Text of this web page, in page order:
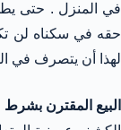
في المنزل . حتى
حقه في سكناه لن
لهذا أن يتصرف في
البيع المقترن بشرط